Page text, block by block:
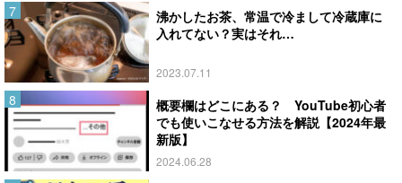
沸かしたお茶、常温で冷まして冷蔵庫に
入れてない？実はそれ…
2023.07.11
概要欄はどこにある？ YouTube初心者
でも使いこなせる方法を解説【2024年最
新版】
2024.06.28